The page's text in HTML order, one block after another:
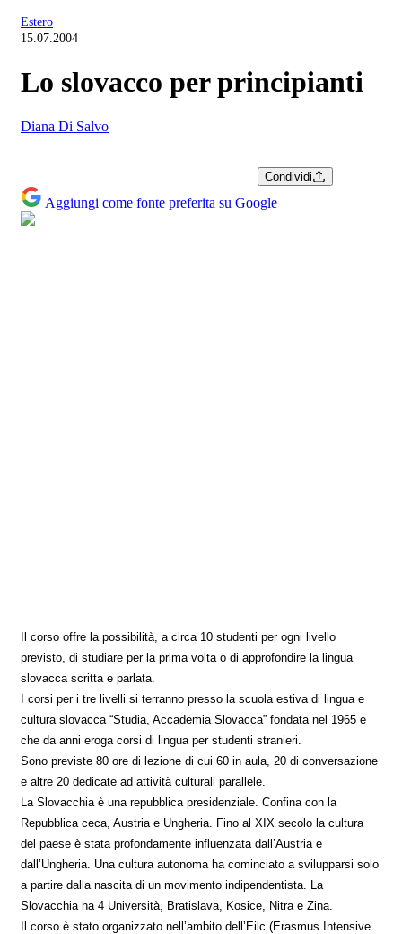
Estero
15.07.2004
Lo slovacco per principianti
Diana Di Salvo
Condividi
Aggiungi come fonte preferita su Google
Il corso offre la possibilità, a circa 10 studenti per ogni livello
previsto, di studiare per la prima volta o di approfondire la lingua
slovacca scritta e parlata.
I corsi per i tre livelli si terranno presso la scuola estiva di lingua e
cultura slovacca “Studia, Accademia Slovacca” fondata nel 1965 e
che da anni eroga corsi di lingua per studenti stranieri.
Sono previste 80 ore di lezione di cui 60 in aula, 20 di conversazione
e altre 20 dedicate ad attività culturali parallele.
La Slovacchia è una repubblica presidenziale. Confina con la
Repubblica ceca, Austria e Ungheria. Fino al XIX secolo la cultura
del paese è stata profondamente influenzata dall’Austria e
dall’Ungheria. Una cultura autonoma ha cominciato a svilupparsi solo
a partire dalla nascita di un movimento indipendentista. La
Slovacchia ha 4 Università, Bratislava, Kosice, Nitra e Zina.
Il corso è stato organizzato nell’ambito dell’Eilc (Erasmus Intensive